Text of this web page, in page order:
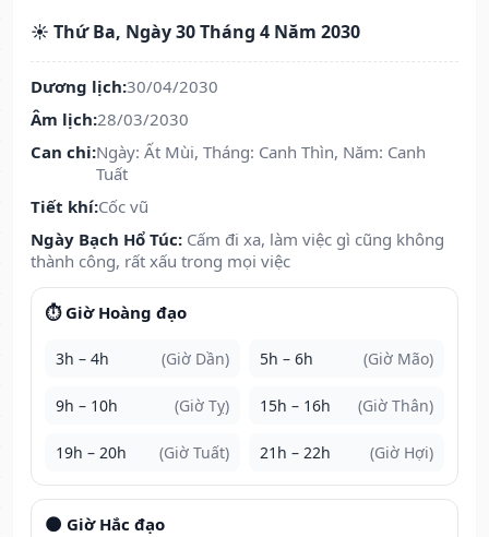
☀️ Thứ Ba, Ngày 30 Tháng 4 Năm 2030
Dương lịch:30/04/2030
Âm lịch:28/03/2030
Can chi:Ngày: Ất Mùi, Tháng: Canh Thìn, Năm: Canh
Tuất
Tiết khí:Cốc vũ
Ngày Bạch Hổ Túc: Cấm đi xa, làm việc gì cũng không
thành công, rất xấu trong mọi việc
⏱️ Giờ Hoàng đạo
3h – 4h (Giờ Dần) 5h – 6h (Giờ Mão)
9h – 10h (Giờ Tỵ) 15h – 16h (Giờ Thân)
19h – 20h (Giờ Tuất) 21h – 22h (Giờ Hợi)
🌑 Giờ Hắc đạo